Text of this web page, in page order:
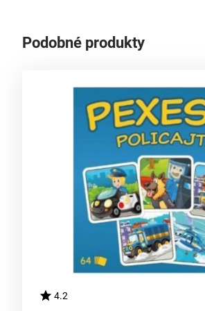
Podobné produkty
4.2